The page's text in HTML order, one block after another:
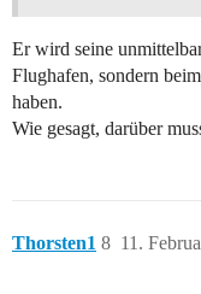
Er wird seine
Flughafen, sondern
haben.
Wie gesagt, darüber
Thorsten1 11.
8